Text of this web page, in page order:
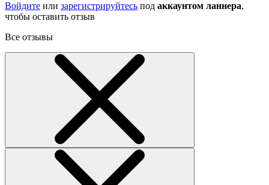
Войдите или зарегистрируйтесь под аккаунтом ланнера,
чтобы оставить отзыв
Все отзывы